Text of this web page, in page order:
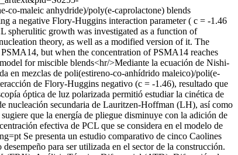
co-maleic anhydride)/poly(e-caprolactone) blends
a negative Flory-Huggins interaction parameter ( c = -1.46
spherulitic growth was investigated as a function of
theory, as well as a modified version of it. The
but when the concentration of PSMA14 reaches
for miscible blends<hr/>Mediante la ecuación de Nishi-
en mezclas de poli(estireno-co-anhídrido maleico)/poli(e-
de Flory-Huggins negativo (c = -1.46), resultado que
óptica de luz polarizada permitió estudiar la cinética de
nucleación secundaria de Lauritzen-Hoffman (LH), así como
que la energía de pliegue disminuye con la adición de
efectiva de PCL que se considera en el modelo de
Se presenta un estudio comparativo de cinco Caolines
para ser utilizada en el sector de la construcción.